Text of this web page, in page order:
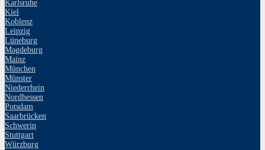
Karlsruhe
Kiel
Koblenz
Leipzig
Lüneburg
Magdeburg
Mainz
München
Münster
Niederrhein
Nordhessen
Potsdam
Saarbrücken
Schwerin
Stuttgart
Würzburg